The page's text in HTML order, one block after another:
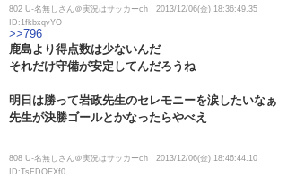
802 U-名無しさん＠実況はサッカーch：2013/12/06(金) 18:36:49.35
ID:1fkbxqvYO
>>796
鹿島より得点数は少ないんだ
それだけ守備が安定してんだろうね
明日は勝って岩政先生のセレモニーを涙したいなぁ
先生が決勝ゴールとかなったらやべえ
808 U-名無しさん＠実況はサッカーch：2013/12/06(金) 18:46:44.10
ID:TsFDOEXf0